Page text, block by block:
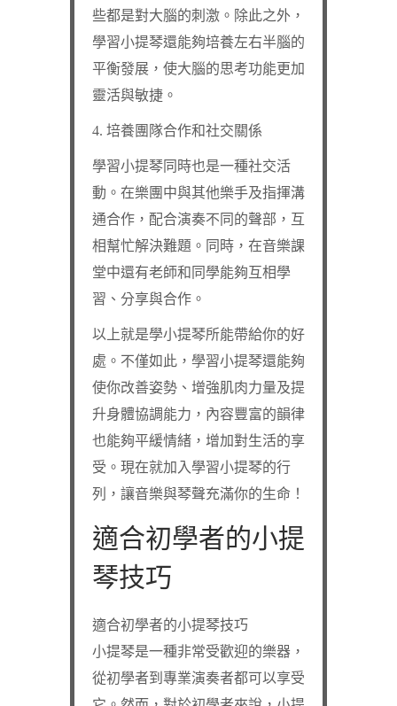
些都是對大腦的刺激。除此之外，
學習小提琴還能夠培養左右半腦的
平衡發展，使大腦的思考功能更加
靈活與敏捷。
4. 培養團隊合作和社交關係
學習小提琴同時也是一種社交活
動。在樂團中與其他樂手及指揮溝
通合作，配合演奏不同的聲部，互
相幫忙解決難題。同時，在音樂課
堂中還有老師和同學能夠互相學
習、分享與合作。
以上就是學小提琴所能帶給你的好
處。不僅如此，學習小提琴還能夠
使你改善姿勢、增強肌肉力量及提
升身體協調能力，內容豐富的韻律
也能夠平緩情緒，增加對生活的享
受。現在就加入學習小提琴的行
列，讓音樂與琴聲充滿你的生命！
適合初學者的小提
琴技巧
適合初學者的小提琴技巧
小提琴是一種非常受歡迎的樂器，
從初學者到專業演奏者都可以享受